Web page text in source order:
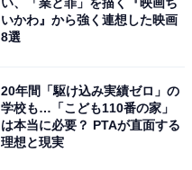
い、「業と罪」を描く『映画ち
いかわ』から強く連想した映画
8選
20年間「駆け込み実績ゼロ」の
学校も…「こども110番の家」
は本当に必要？ PTAが直面する
理想と現実